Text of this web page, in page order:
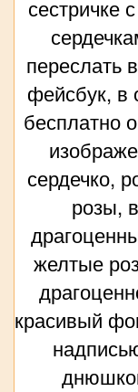
сестричке
переслать
фейсбук, в
бесплатно
сердечко,
розы,
желтые
красивый